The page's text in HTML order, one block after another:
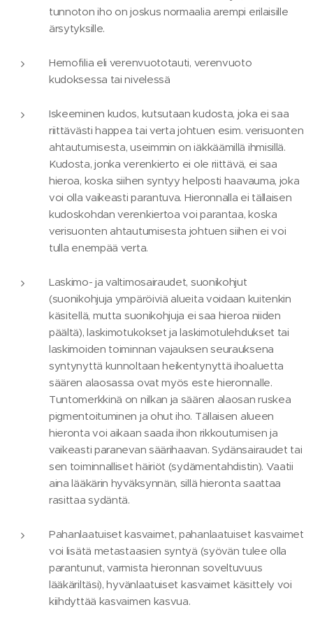
tunnoton iho on joskus normaalia arempi erilaisille
ärsytyksille.
Hemofilia eli verenvuototauti, verenvuoto
kudoksessa tai nivelessä
Iskeeminen kudos, kutsutaan kudosta, joka ei saa
riittävästi happea tai verta johtuen esim. verisuonten
ahtautumisesta, useimmin on iäkkäämillä ihmisillä.
Kudosta, jonka verenkierto ei ole riittävä, ei saa
hieroa, koska siihen syntyy helposti haavauma, joka
voi olla vaikeasti parantuva. Hieronnalla ei tällaisen
kudoskohdan verenkiertoa voi parantaa, koska
verisuonten ahtautumisesta johtuen siihen ei voi
tulla enempää verta.
Laskimo- ja valtimosairaudet, suonikohjut
(suonikohjuja ympäröiviä alueita voidaan kuitenkin
käsitellä, mutta suonikohjuja ei saa hieroa niiden
päältä), laskimotukokset ja laskimotulehdukset tai
laskimoiden toiminnan vajauksen seurauksena
syntynyttä kunnoltaan heikentynyttä ihoaluetta
säären alaosassa ovat myös este hieronnalle.
Tuntomerkkinä on nilkan ja säären alaosan ruskea
pigmentoituminen ja ohut iho. Tällaisen alueen
hieronta voi aikaan saada ihon rikkoutumisen ja
vaikeasti paranevan säärihaavan. Sydänsairaudet tai
sen toiminnalliset häiriöt (sydämentahdistin). Vaatii
aina lääkärin hyväksynnän, sillä hieronta saattaa
rasittaa sydäntä.
Pahanlaatuiset kasvaimet, pahanlaatuiset kasvaimet
voi lisätä metastaasien syntyä (syövän tulee olla
parantunut, varmista hieronnan soveltuvuus
lääkäriltäsi), hyvänlaatuiset kasvaimet käsittely voi
kiihdyttää kasvaimen kasvua.